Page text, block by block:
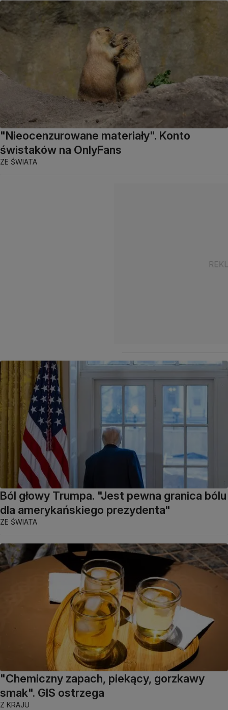
"Nieocenzurowane materiały". Konto
świstaków na OnlyFans
ZE ŚWIATA
Ból głowy Trumpa. "Jest pewna granica bólu
dla amerykańskiego prezydenta"
ZE ŚWIATA
"Chemiczny zapach, piekący, gorzkawy
smak". GIS ostrzega
Z KRAJU